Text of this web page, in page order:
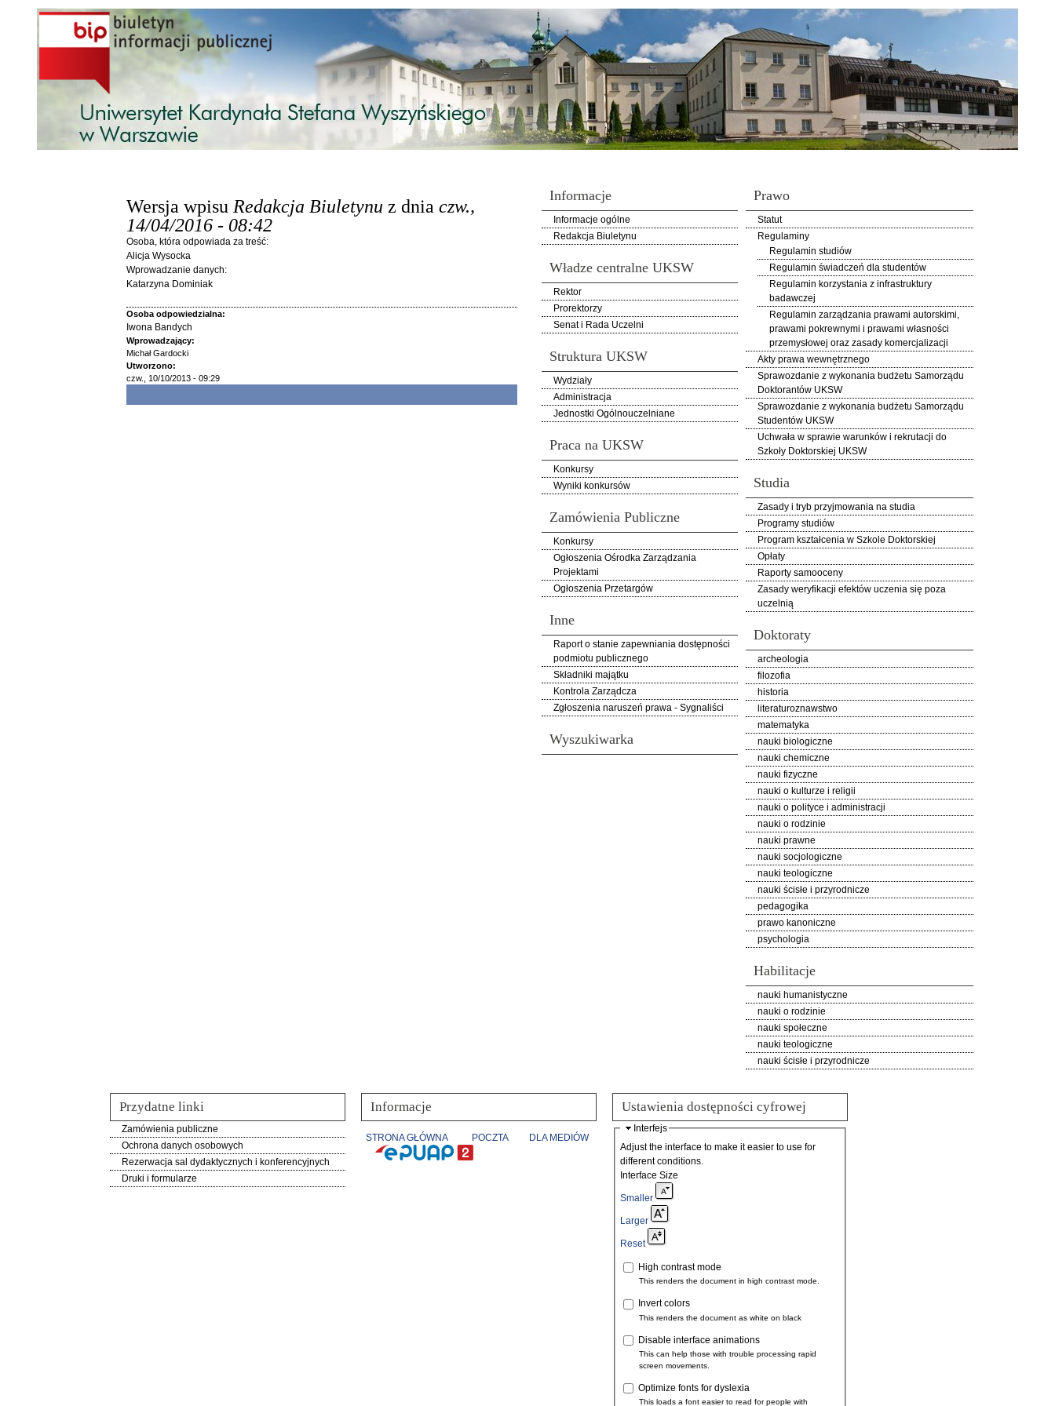
Przejdź do treści
Wersja wpisu Redakcja Biuletynu z dnia czw.,
14/04/2016 - 08:42
Osoba, która odpowiada za treść:
Alicja Wysocka
Wprowadzanie danych:
Katarzyna Dominiak
Osoba odpowiedzialna:
Iwona Bandych
Wprowadzający:
Michał Gardocki
Utworzono:
czw., 10/10/2013 - 09:29
Informacje
Informacje ogólne
Redakcja Biuletynu
Władze centralne UKSW
Rektor
Prorektorzy
Senat i Rada Uczelni
Struktura UKSW
Wydziały
Administracja
Jednostki Ogólnouczelniane
Praca na UKSW
Konkursy
Wyniki konkursów
Zamówienia Publiczne
Konkursy
Ogłoszenia Ośrodka Zarządzania
Projektami
Ogłoszenia Przetargów
Inne
Raport o stanie zapewniania dostępności
podmiotu publicznego
Składniki majątku
Kontrola Zarządcza
Zgłoszenia naruszeń prawa - Sygnaliści
Wyszukiwarka
Prawo
Statut
Regulaminy
Regulamin studiów
Regulamin świadczeń dla studentów
Regulamin korzystania z infrastruktury
badawczej
Regulamin zarządzania prawami autorskimi,
prawami pokrewnymi i prawami własności
przemysłowej oraz zasady komercjalizacji
Akty prawa wewnętrznego
Sprawozdanie z wykonania budżetu Samorządu
Doktorantów UKSW
Sprawozdanie z wykonania budżetu Samorządu
Studentów UKSW
Uchwała w sprawie warunków i rekrutacji do
Szkoły Doktorskiej UKSW
Studia
Zasady i tryb przyjmowania na studia
Programy studiów
Program kształcenia w Szkole Doktorskiej
Opłaty
Raporty samooceny
Zasady weryfikacji efektów uczenia się poza
uczelnią
Doktoraty
archeologia
filozofia
historia
literaturoznawstwo
matematyka
nauki biologiczne
nauki chemiczne
nauki fizyczne
nauki o kulturze i religii
nauki o polityce i administracji
nauki o rodzinie
nauki prawne
nauki socjologiczne
nauki teologiczne
nauki ścisłe i przyrodnicze
pedagogika
prawo kanoniczne
psychologia
Habilitacje
nauki humanistyczne
nauki o rodzinie
nauki społeczne
nauki teologiczne
nauki ścisłe i przyrodnicze
Przydatne linki
Zamówienia publiczne
Ochrona danych osobowych
Rezerwacja sal dydaktycznych i konferencyjnych
Druki i formularze
Informacje
STRONA GŁÓWNA POCZTA DLA MEDIÓW
Ustawienia dostępności cyfrowej
Interfejs
Adjust the interface to make it easier to use for
different conditions.
Interface Size
Smaller
Larger
Reset
High contrast mode
This renders the document in high contrast mode.
Invert colors
This renders the document as white on black
Disable interface animations
This can help those with trouble processing rapid
screen movements.
Optimize fonts for dyslexia
This loads a font easier to read for people with